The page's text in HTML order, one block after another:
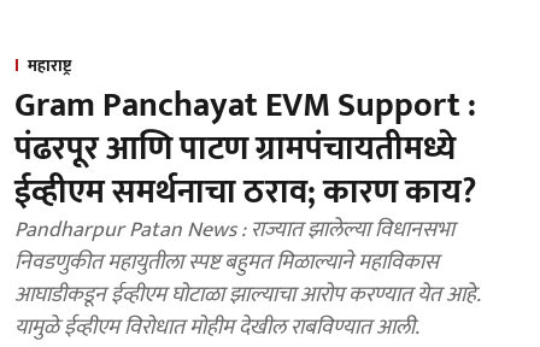
महाराष्ट्र
Gram Panchayat EVM Support :
पंढरपूर आणि पाटण ग्रामपंचायतीमध्ये
ईव्हीएम समर्थनाचा ठराव; कारण काय?
Pandharpur Patan News : राज्यात झालेल्या विधानसभा
निवडणुकीत महायुतीला स्पष्ट बहुमत मिळाल्याने महाविकास
आघाडीकडून ईव्हीएम घोटाळा झाल्याचा आरोप करण्यात येत आहे.
यामुळे ईव्हीएम विरोधात मोहीम देखील राबविण्यात आली.